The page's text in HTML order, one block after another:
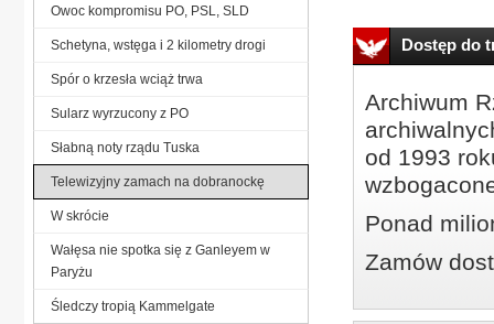
Dostęp do
Archiwum
od 1993
Ponad
Zamów
Owoc kompromisu PO, PSL, SLD
Schetyna, wstęga i 2 kilometry drogi
Spór o krzesła wciąż trwa
Sularz wyrzucony z PO
Słabną noty rządu Tuska
Telewizyjny zamach na dobranockę
W skrócie
Wałęsa nie spotka się z Ganleyem w
Paryżu
Śledczy tropią Kammelgate